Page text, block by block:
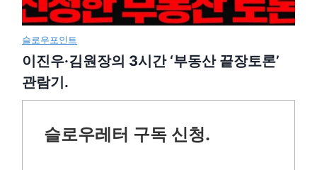
슬로우포인트
이진우·김원장의 3시간 ‘부동산 끝장토론’
관람기.
슬로우레터 구독 신청.